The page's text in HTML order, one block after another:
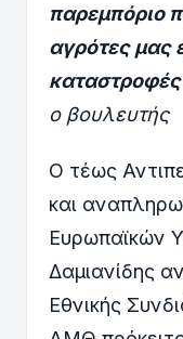
παρεμπόριο
αγρότες μας
καταστροφές
ο βουλευτής
Ο τέως
και
Ευρωπαϊκών
Δαμιανίδης
Εθνικής